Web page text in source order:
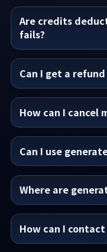
Are credits
fails?
Can I get a
How can I cancel
Can I use
Where are
How can I